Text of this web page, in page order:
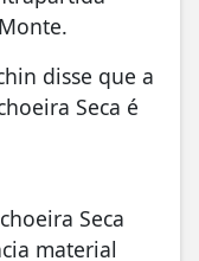
disse que a
Seca é
Seca
material